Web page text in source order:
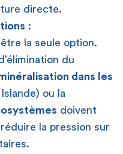
directe.
:
la seule option.
du
dans les
ou la
doivent
la pression sur